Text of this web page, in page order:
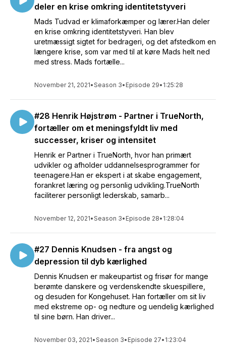
deler en krise omkring identitetstyveri
Mads Tudvad er klimaforkæmper og lærer.Han deler
en krise omkring identitetstyveri. Han blev
uretmæssigt sigtet for bedrageri, og det afstedkom en
længere krise, som var med til at køre Mads helt ned
med stress. Mads fortælle...
November 21, 2021•Season 3• Episode 29• 1:25:28
#28 Henrik Højstrøm - Partner i TrueNorth,
fortæller om et meningsfyldt liv med
successer, kriser og intensitet
Henrik er Partner i TrueNorth, hvor han primært
udvikler og afholder uddannelsesprogrammer for
teenagere.Han er ekspert i at skabe engagement,
forankret læring og personlig udvikling.TrueNorth
faciliterer personligt lederskab, samarb...
November 12, 2021•Season 3• Episode 28• 1:28:04
#27 Dennis Knudsen - fra angst og
depression til dyb kærlighed
Dennis Knudsen er makeupartist og frisør for mange
berømte danskere og verdenskendte skuespillere,
og desuden for Kongehuset. Han fortæller om sit liv
med ekstreme op- og nedture og uendelig kærlighed
til sine børn. Han driver...
November 03, 2021•Season 3• Episode 27• 1:23:04